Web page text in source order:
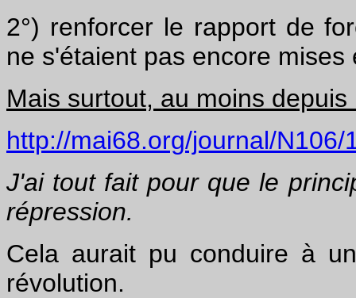
2°) renforcer le rapport de
ne s'étaient pas encore mises
Mais surtout, au moins
http://mai68.org/journal/N106/
J'ai tout fait pour que le
répression.
Cela aurait pu conduire à
révolution.